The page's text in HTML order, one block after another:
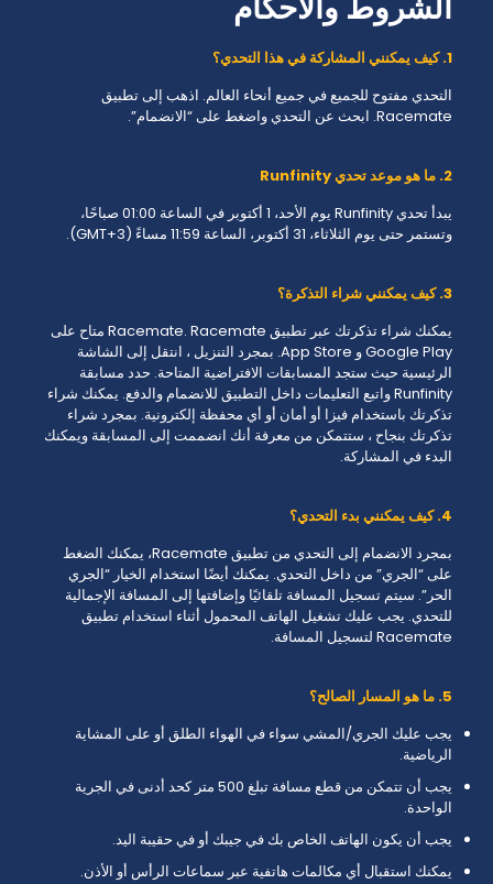
1. كيف يمكنني المشاركة في هذا التحدي؟
التحدي مفتوح للجميع في جميع أنحاء العالم. اذهب إلى تطبيق
Racemate. ابحث عن التحدي واضغط على “الانضمام”.
2. ما هو موعد تحدي Runfinity
يبدأ تحدي Runfinity يوم الأحد، 1 أكتوبر في الساعة 01:00 صباحًا،
وتستمر حتى يوم الثلاثاء، 31 أكتوبر، الساعة 11:59 مساءً (GMT+3).
3. كيف يمكنني شراء التذكرة؟
يمكنك شراء تذكرتك عبر تطبيق Racemate. Racemate متاح على
Google Play و App Store. بمجرد التنزيل ، انتقل إلى الشاشة
الرئيسية حيث ستجد المسابقات الافتراضية المتاحة. حدد مسابقة
Runfinity واتبع التعليمات داخل التطبيق للانضمام والدفع. يمكنك شراء
تذكرتك باستخدام فيزا أو أمان أو أي محفظة إلكترونية. بمجرد شراء
تذكرتك بنجاح ، ستتمكن من معرفة أنك انضممت إلى المسابقة ويمكنك
البدء في المشاركة.
4. كيف يمكنني بدء التحدي؟
بمجرد الانضمام إلى التحدي من تطبيق Racemate، يمكنك الضغط
على “الجري” من داخل التحدي. يمكنك أيضًا استخدام الخيار “الجري
الحر”. سيتم تسجيل المسافة تلقائيًا وإضافتها إلى المسافة الإجمالية
للتحدي. يجب عليك تشغيل الهاتف المحمول أثناء استخدام تطبيق
Racemate لتسجيل المسافة.
5. ما هو المسار الصالح؟
يجب عليك الجري/المشي سواء في الهواء الطلق أو على المشاية
الرياضية.
يجب أن تتمكن من قطع مسافة تبلغ 500 متر كحد أدنى في الجرية
الواحدة.
يجب أن يكون الهاتف الخاص بك في جيبك أو في حقيبة اليد.
يمكنك استقبال أي مكالمات هاتفية عبر سماعات الرأس أو الأذن.